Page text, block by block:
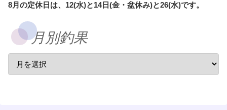
8月の定休日は、12(水)と14日(金・盆休み)と26(水)です。
月別釣果